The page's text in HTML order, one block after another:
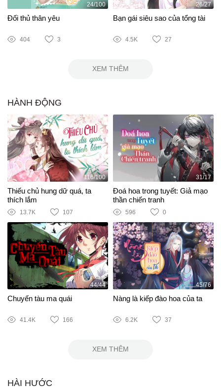
24/100
Đối thủ thân yêu
404 3
26/27
Bạn gái siêu sao của tổng tài
4.5K 27
XEM THÊM
HÀNH ĐỘNG
116/100
Thiếu chủ hung dữ quá, ta
thích lắm
13.7K 107
31/17
Đoá hoa trong tuyết: Giả mạo
thần chiến tranh
596 0
44/44
Chuyến tàu ma quái
41.4K 166
45/76
Nàng là kiếp đào hoa của ta
6.2K 37
XEM THÊM
HÀI HƯỚC